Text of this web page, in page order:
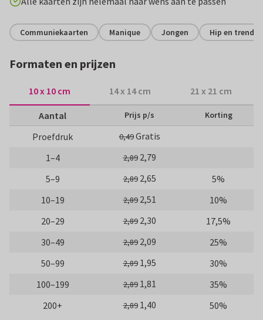
Communiekaarten Manique Jongen Hip en trendy
Formaten en prijzen
10 x 10 cm 14 x 14 cm 21 x 21 cm
Aantal Prijs p/s Korting
Proefdruk 0,49Gratis
1–4
2,89 2,79
5–9
2,89 2,65
5%
10–19
2,89 2,51
10%
20–29
2,89 2,30
17,5%
30–49
2,89 2,09
25%
50–99
2,89 1,95
30%
100–199
2,89 1,81
35%
200+
2,89 1,40 50%